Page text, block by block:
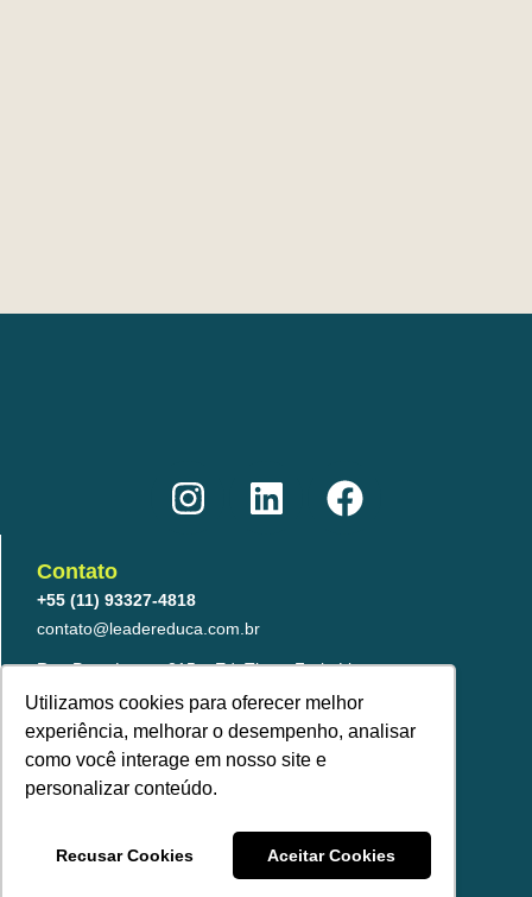
Utilizamos cookies para oferecer melhor
experiência, melhorar o desempenho, analisar
como você interage em nosso site e
personalizar conteúdo.
Recusar Cookies Aceitar Cookies
n
s
a
g
r
a
m
i
n
i
n
a
c
o
k
Contato
+55 (11) 93327-4818
contato@leadereduca.com.br
Rua Paes Leme, 215 – Ed. Thera Faria Lima
23º and – CNJ 2313 – Pinheiros
São Paulo/SP – 05424-150